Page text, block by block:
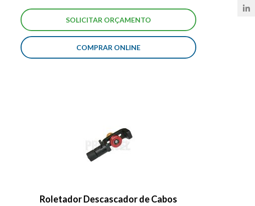
COMPRAR ONLINE
Roletador Descascador de Cabos